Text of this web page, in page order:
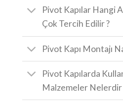
Pivot Kapılar Hangi
Çok Tercih Edilir ?
Pivot Kapı Montajı
Pivot Kapılarda
Malzemeler Nelerdir